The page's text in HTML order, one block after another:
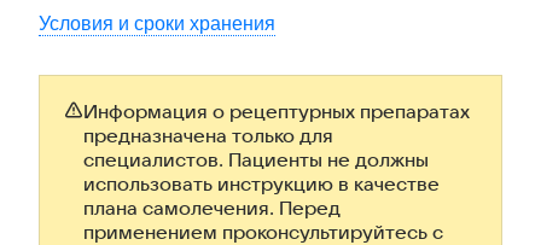
Условия и сроки хранения
Информация о рецептурных препаратах
предназначена только для
специалистов. Пациенты не должны
использовать инструкцию в качестве
плана самолечения. Перед
применением проконсультируйтесь с